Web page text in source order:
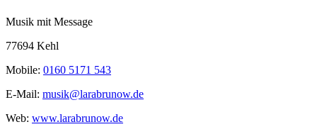
Musik mit Message
77694 Kehl
Mobile: 0160 5171 543
E-Mail: musik@larabrunow.de
Web: www.larabrunow.de